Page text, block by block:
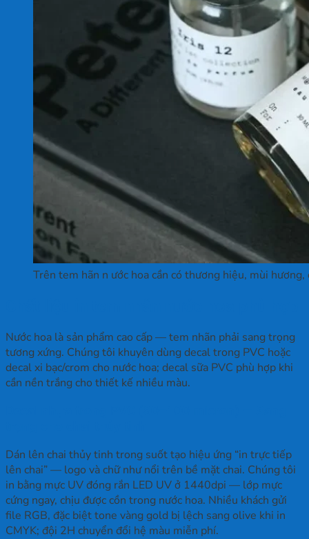
Trên tem hãn n ước hoa cần có thương hiệu, mùi
Nước hoa là sản phẩm cao cấp — tem nhãn phải sang trọng
tương xứng. Chúng tôi khuyên dùng decal trong PVC hoặc
decal xi bạc/crom cho nước hoa; decal sữa PVC phù hợp khi
cần nền trắng cho thiết kế nhiều màu.
Dán lên chai thủy tinh trong suốt tạo hiệu ứng “in trực tiếp
lên chai” — logo và chữ như nổi trên bề mặt chai. Chúng tôi
in bằng mực UV đóng rắn LED UV ở 1440dpi — lớp mực
cứng ngay, chịu được cồn trong nước hoa. Nhiều khách gửi
file RGB, đặc biệt tone vàng gold bị lệch sang olive khi in
CMYK; đội 2H chuyển đổi hệ màu miễn phí.